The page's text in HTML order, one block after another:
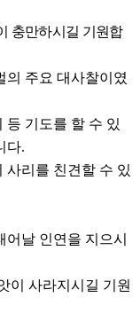
충만하시길 기원합
의 주요 대사찰이였
등 기도를 할 수 있
다.
사리를 친견할 수 있
날 인연을 지으시
이 사라지시길 기원